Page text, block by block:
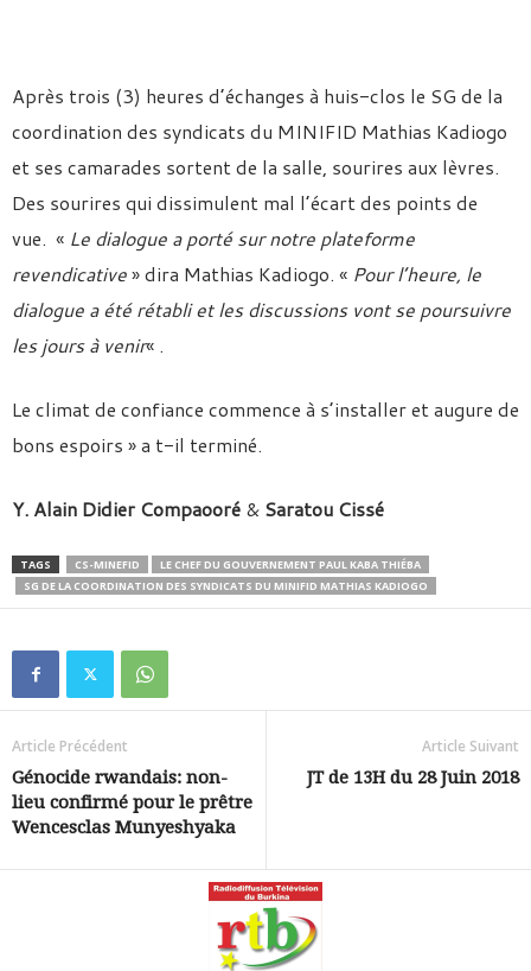
Après trois (3) heures d’échanges à huis-clos le SG de la
coordination des syndicats du MINIFID Mathias Kadiogo
et ses camarades sortent de la salle, sourires aux lèvres.
Des sourires qui dissimulent mal l’écart des points de
vue. « Le dialogue a porté sur notre plateforme
revendicative» dira Mathias Kadiogo. « Pour l’heure, le
dialogue a été rétabli et les discussions vont se poursuivre
les jours à venir« .
Le climat de confiance commence à s’installer et augure de
bons espoirs » a t-il terminé.
Y. Alain Didier Compaooré & Saratou Cissé
TAGS CS-MINEFID
LE CHEF DU GOUVERNEMENT PAUL KABA THIÉBA
SG DE LA COORDINATION DES SYNDICATS DU MINIFID MATHIAS KADIOGO
Article Précédent
Génocide rwandais: non-
lieu confirmé pour le prêtre
Wencesclas Munyeshyaka
Article Suivant
JT de 13H du 28 Juin 2018